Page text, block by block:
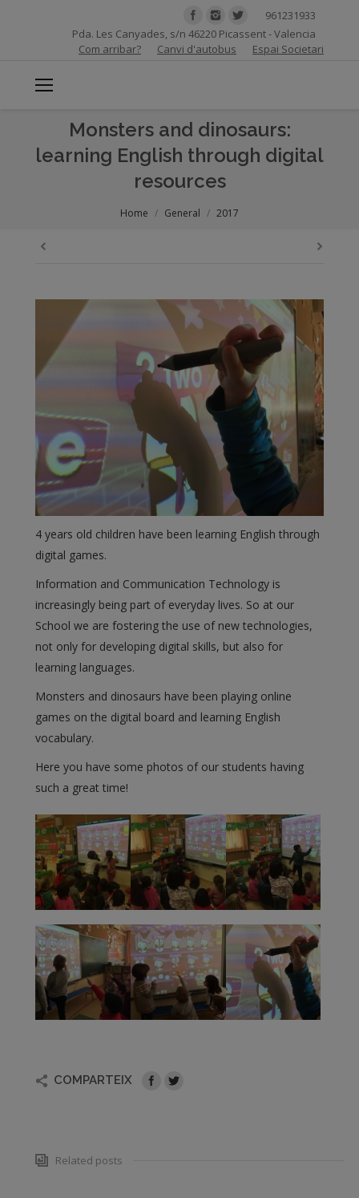
961231933
Pda. Les Canyades, s/n 46220 Picassent - Valencia
Com arribar?
Canvi d'autobus Espai Societari
Monsters and dinosaurs:
learning English through digital
resources
Home General 2017
4 years old children have been learning English through
digital games.
Information and Communication Technology is
increasingly being part of everyday lives. So at our
School we are fostering the use of new technologies,
not only for developing digital skills, but also for
learning languages.
Monsters and dinosaurs have been playing online
games on the digital board and learning English
vocabulary.
Here you have some photos of our students having
such a great time!
COMPARTEIX
Related posts